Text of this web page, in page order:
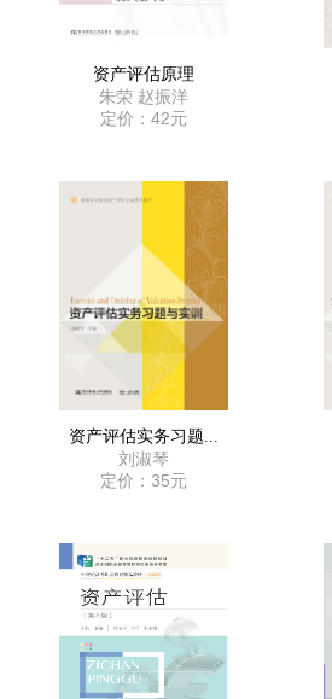
资产评估原理
朱荣 赵振洋
定价：42元
资产评估实务习题...
刘淑琴
定价：35元